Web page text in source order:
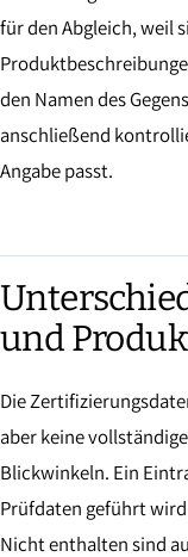
für den Abgleich, weil
den Namen des
anschließend
Angabe passt.
und
Die
aber keine
Blickwinkeln. Ein
Prüfdaten geführt
Nicht enthalten sind